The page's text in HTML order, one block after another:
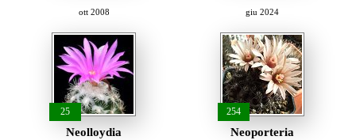
ott 2008 giu 2024
25
Neolloydia
254
Neoporteria